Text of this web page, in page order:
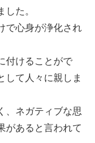
た。
で心身が浄化され
付けることがで
して人々に親しま
、ネガティブな思
があると言われて